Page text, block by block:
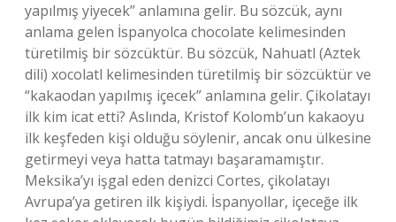
yapılmış yiyecek” anlamına gelir. Bu sözcük, aynı
anlama gelen İspanyolca chocolate kelimesinden
türetilmiş bir sözcüktür. Bu sözcük, Nahuatl (Aztek
dili) xocolatl kelimesinden türetilmiş bir sözcüktür ve
“kakaodan yapılmış içecek” anlamına gelir. Çikolatayı
ilk kim icat etti? Aslında, Kristof Kolomb’un kakaoyu
ilk keşfeden kişi olduğu söylenir, ancak onu ülkesine
getirmeyi veya hatta tatmayı başaramamıştır.
Meksika’yı işgal eden denizci Cortes, çikolatayı
Avrupa’ya getiren ilk kişiydi. İspanyollar, içeceğe ilk